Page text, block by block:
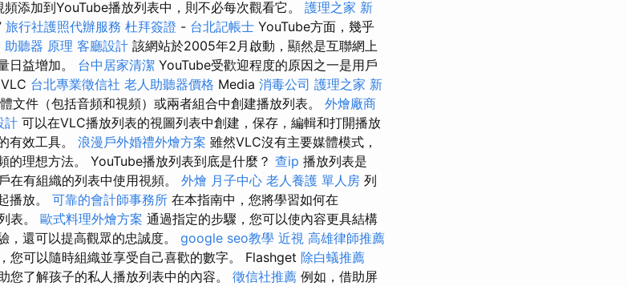
添加到YouTube播放列表中，則不必每次觀看它。 護理之家 新
旅行社護照代辦服務 杜拜簽證 - 台北記帳士 YouTube方面，幾乎
助聽器 原理 客廳設計 該網站於2005年2月啟動，顯然是互聯網上
日益增加。 台中居家清潔 YouTube受歡迎程度的原因之一是用戶
台北專業徵信社 老人助聽器價格 Media 消毒公司 護理之家 新
文件（包括音頻和視頻）或兩者組合中創建播放列表。 外燴廠商
計 可以在VLC播放列表的視圖列表中創建，保存，編輯和打開播放
有效工具。 浪漫戶外婚禮外燴方案 雖然VLC沒有主要媒體模式，
的理想方法。 YouTube播放列表到底是什麼？ 查ip 播放列表是
在有組織的列表中使用視頻。 外燴 月子中心 老人養護 單人房 列
播放。 可靠的會計師事務所 在本指南中，您將學習如何在
表。 歐式料理外燴方案 通過指定的步驟，您可以使內容更具結構
，還可以提高觀眾的忠誠度。 google seo教學 近視 高雄律師推薦
您可以隨時組織並享受自己喜歡的數字。 Flashget 除白蟻推薦
您了解孩子的私人播放列表中的內容。 徵信社推薦 例如，借助屏